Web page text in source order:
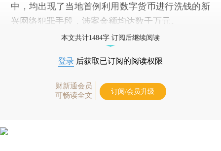
中，均出现了当地首例利用数字货币进行洗钱的新
兴网络犯罪手段，涉案金额均达数千万元。
本文共计1484字 订阅后继续阅读
登录 后获取已订阅的阅读权限
财新通会员
可畅读全文
订阅/会员升级